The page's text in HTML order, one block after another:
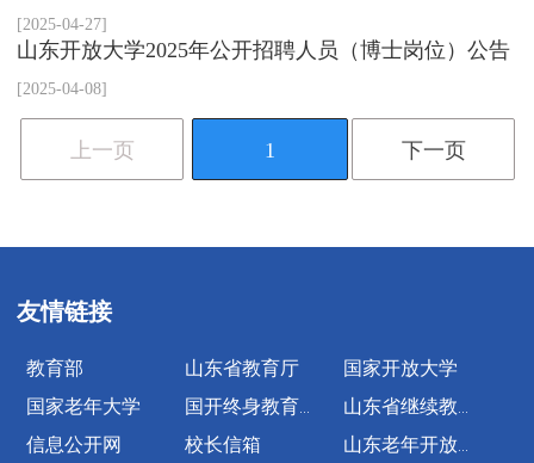
[2025-04-27]
山东开放大学2025年公开招聘人员（博士岗位）公告
[2025-04-08]
上一页 1 下一页
友情链接